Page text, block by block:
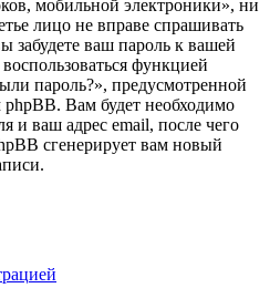
мобильной электроники», ни
лицо не вправе спрашивать
забудете ваш пароль к вашей
функцией
пароль?», предусмотренной
Вам будет необходимо
и ваш адрес email, после чего
сгенерирует вам новый
рацией